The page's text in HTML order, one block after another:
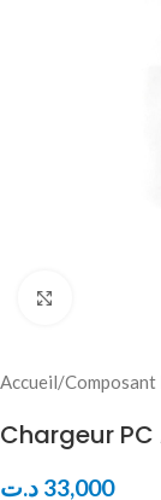
Accueil
Chargeur PC
33,000 د.ت